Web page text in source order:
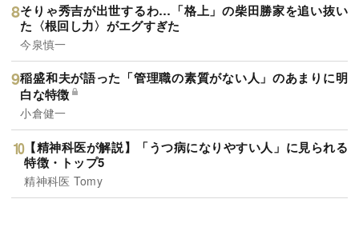
そりゃ秀吉が出世するわ…「格上」の柴田勝家を追い抜い
た〈根回し力〉がエグすぎた
今泉慎一
稲盛和夫が語った「管理職の素質がない人」のあまりに明
白な特徴
小倉健一
【精神科医が解説】「うつ病になりやすい人」に見られる
特徴・トップ5
精神科医 Tomy